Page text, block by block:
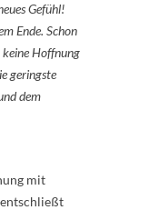
Gefühl!
Ende. Schon
Hoffnung
geringste
dem
mit
entschließt